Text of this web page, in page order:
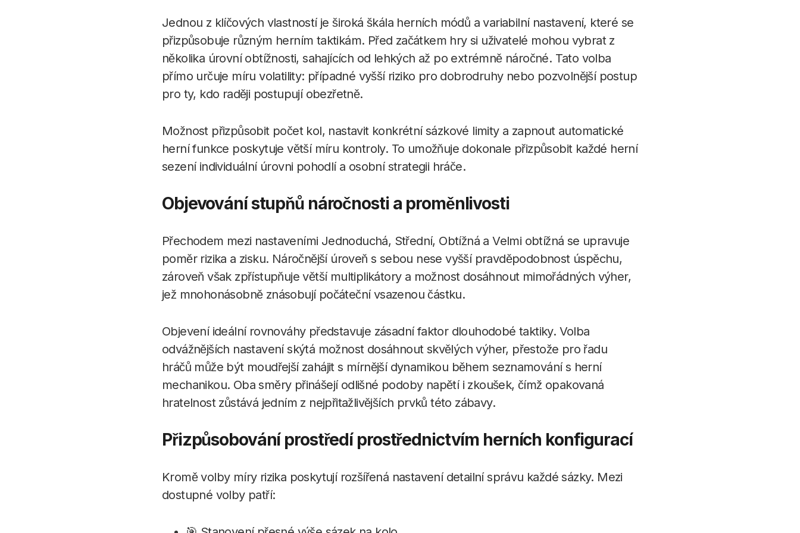
Jednou z klíčových vlastností je široká škála herních módů a variabilní nastavení, které se
přizpůsobuje různým herním taktikám. Před začátkem hry si uživatelé mohou vybrat z
několika úrovní obtížnosti, sahajících od lehkých až po extrémně náročné. Tato volba
přímo určuje míru volatility: případné vyšší riziko pro dobrodruhy nebo pozvolnější postup
pro ty, kdo raději postupují obezřetně.
Možnost přizpůsobit počet kol, nastavit konkrétní sázkové limity a zapnout automatické
herní funkce poskytuje větší míru kontroly. To umožňuje dokonale přizpůsobit každé herní
sezení individuální úrovni pohodlí a osobní strategii hráče.
Objevování stupňů náročnosti a proměnlivosti
Přechodem mezi nastaveními Jednoduchá, Střední, Obtížná a Velmi obtížná se upravuje
poměr rizika a zisku. Náročnější úroveň s sebou nese vyšší pravděpodobnost úspěchu,
zároveň však zpřístupňuje větší multiplikátory a možnost dosáhnout mimořádných výher,
jež mnohonásobně znásobují počáteční vsazenou částku.
Objevení ideální rovnováhy představuje zásadní faktor dlouhodobé taktiky. Volba
odvážnějších nastavení skýtá možnost dosáhnout skvělých výher, přestože pro řadu
hráčů může být moudřejší zahájit s mírnější dynamikou během seznamování s herní
mechanikou. Oba směry přinášejí odlišné podoby napětí i zkoušek, čímž opakovaná
hratelnost zůstává jedním z nejpřitažlivějších prvků této zábavy.
Přizpůsobování prostředí prostřednictvím herních konfigurací
Kromě volby míry rizika poskytují rozšířená nastavení detailní správu každé sázky. Mezi
dostupné volby patří: